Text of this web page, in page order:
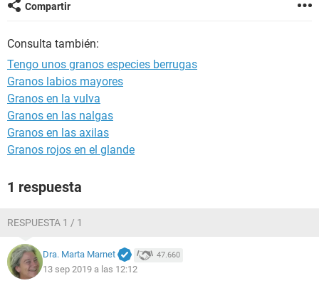
GLOSARIO
Compartir
Consulta también:
Tengo unos granos especies berrugas
Granos labios mayores
Granos en la vulva
Granos en las nalgas
Granos en las axilas
Granos rojos en el glande
1 respuesta
RESPUESTA 1 / 1
Dra. Marta Marnet 47.660
13 sep 2019 a las 12:12